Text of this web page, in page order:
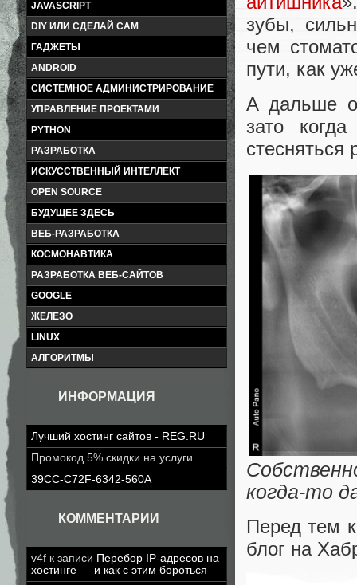
JAVASCRIPT
DIY ИЛИ СДЕЛАЙ САМ
ГАДЖЕТЫ
ANDROID
СИСТЕМНОЕ АДМИНИСТРИРОВАНИЕ
УПРАВЛЕНИЕ ПРОЕКТАМИ
PYTHON
РАЗРАБОТКА
ИСКУССТВЕННЫЙ ИНТЕЛЛЕКТ
OPEN SOURCE
БУДУЩЕЕ ЗДЕСЬ
ВЕБ-РАЗРАБОТКА
КОСМОНАВТИКА
РАЗРАБОТКА ВЕБ-САЙТОВ
GOOGLE
ЖЕЛЕЗО
LINUX
АЛГОРИТМЫ
ИНФОРМАЦИЯ
Лучший хостинг сайтов - REG.RU
Промокод 5% скидки на услуги
39CC-C72F-6342-560A
КОММЕНТАРИИ
v4f к записи Перебор IP-адресов на
хостинге — и как с этим бороться
зубы,
чем
пути, как
А дальше
зато
стесняться
когда-то
Перед тем
блог на